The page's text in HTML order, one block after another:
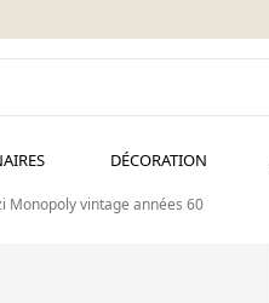
DÉCORATION
Monopoly vintage années 60